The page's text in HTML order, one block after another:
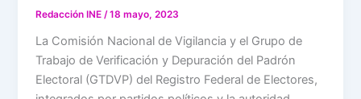
Redacción INE/18 mayo, 2023
La Comisión Nacional de Vigilancia y el Grupo de
Trabajo de Verificación y Depuración del Padrón
Electoral (GTDVP) del Registro Federal de Electores,